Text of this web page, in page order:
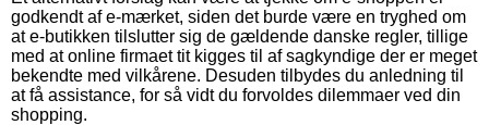
godkendt af e-mærket, siden det burde være en tryghed om
at e-butikken tilslutter sig de gældende danske regler, tillige
med at online firmaet tit kigges til af sagkyndige der er meget
bekendte med vilkårene. Desuden tilbydes du anledning til
at få assistance, for så vidt du forvoldes dilemmaer ved din
shopping.